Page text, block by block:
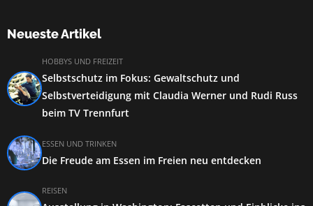
Neueste Artikel
HOBBYS UND FREIZEIT
Selbstschutz im Fokus: Gewaltschutz und
Selbstverteidigung mit Claudia Werner und Rudi Russ
beim TV Trennfurt
ESSEN UND TRINKEN
Die Freude am Essen im Freien neu entdecken
REISEN